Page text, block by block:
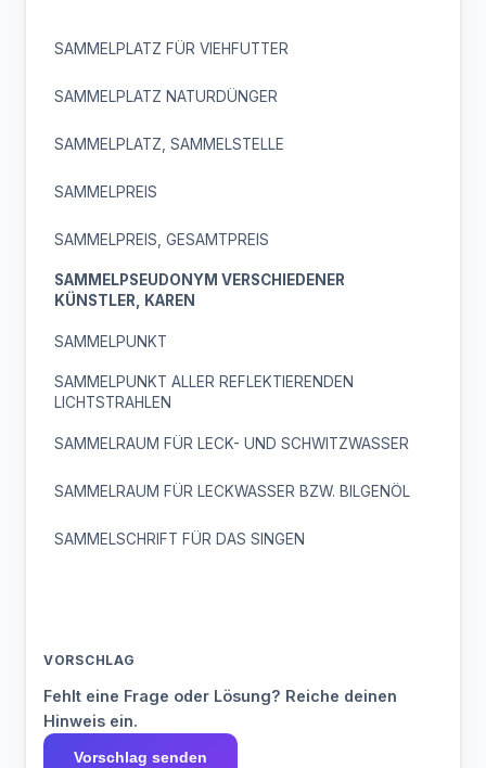
SAMMELPLATZ FÜR VIEHFUTTER
SAMMELPLATZ NATURDÜNGER
SAMMELPLATZ, SAMMELSTELLE
SAMMELPREIS
SAMMELPREIS, GESAMTPREIS
SAMMELPSEUDONYM VERSCHIEDENER
KÜNSTLER, KAREN
SAMMELPUNKT
SAMMELPUNKT ALLER REFLEKTIERENDEN
LICHTSTRAHLEN
SAMMELRAUM FÜR LECK- UND SCHWITZWASSER
SAMMELRAUM FÜR LECKWASSER BZW. BILGENÖL
SAMMELSCHRIFT FÜR DAS SINGEN
VORSCHLAG
Fehlt eine Frage oder Lösung? Reiche deinen
Hinweis ein.
Vorschlag senden